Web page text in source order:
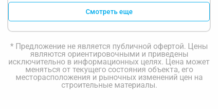
Смотреть еще
* Предложение не является публичной офертой. Цены
являются ориентировочными и приведены
исключительно в информационных целях. Цена может
меняться от текущего состояния объекта, его
месторасположения и рыночных изменений цен на
строительные материалы.